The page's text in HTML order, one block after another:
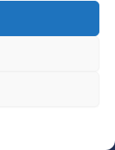
| Alla
och kakfiler